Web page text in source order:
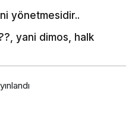
yönetmesidir..
yani dimos, halk